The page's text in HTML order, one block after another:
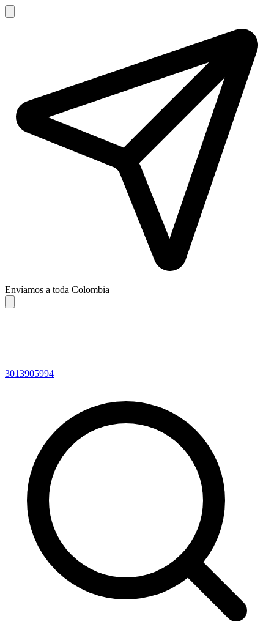
Envíamos a toda Colombia
3013905994